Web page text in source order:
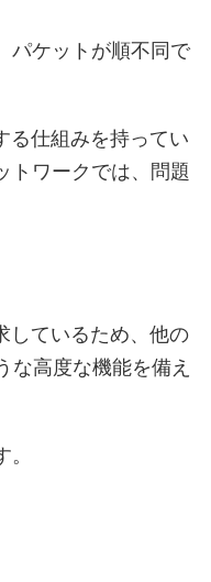
パケットが順不同で
る仕組みを持ってい
トワークでは、問題
しているため、他の
な高度な機能を備え